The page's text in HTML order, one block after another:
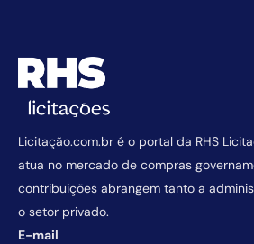
Licitação.com.br é o portal da RHS
atua no mercado de compras
contribuições abrangem tanto a
o setor privado.
E-mail